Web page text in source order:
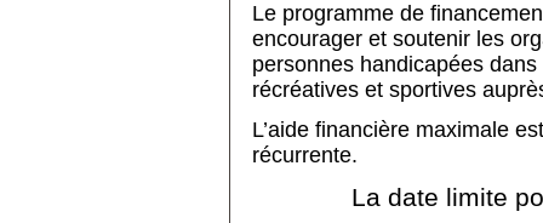
Le programme de
encourager et soutenir les
personnes handicapées
récréatives et sportives
L’aide financière maximale
récurrente.
La date limite